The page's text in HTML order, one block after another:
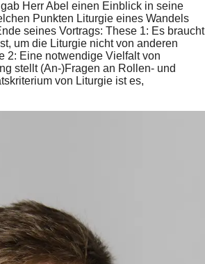
Herr Abel einen Einblick in seine
Punkten Liturgie eines Wandels
seines Vortrags: These 1: Es braucht
um die Liturgie nicht von anderen
2: Eine notwendige Vielfalt von
stellt (An-)Fragen an Rollen- und
von Liturgie ist es,